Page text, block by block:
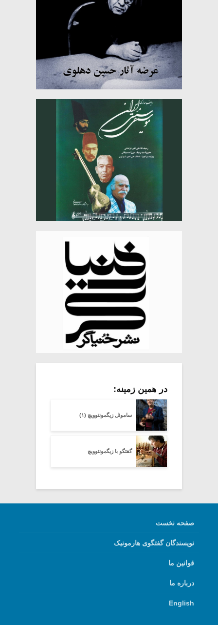
در همین زمینه:
ساموئل زیگمونتوویچ (۱)
گفتگو با زیگمونتوویچ
صفحه نخست
نویسندگان گفتگوی هارمونیک
قوانین ما
درباره ما
English